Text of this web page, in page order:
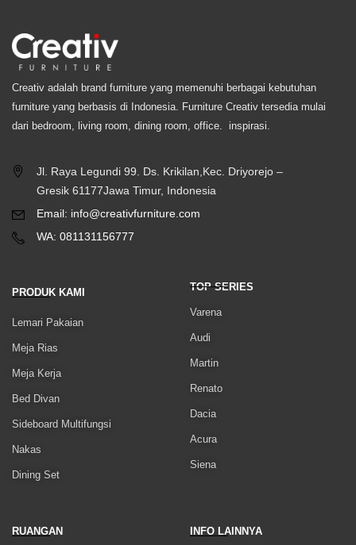
Creativ adalah brand furniture yang memenuhi berbagai kebutuhan
furniture yang berbasis di Indonesia. Furniture Creativ tersedia mulai
dari bedroom, living room, dining room, office. inspirasi.
Jl. Raya Legundi 99. Ds. Krikilan,Kec. Driyorejo –
Gresik 61177Jawa Timur, Indonesia
Email: info@creativfurniture.com
WA: 081131156777
PRODUK KAMI
Lemari Pakaian
Meja Rias
Meja Kerja
Bed Divan
Sideboard Multifungsi
Nakas
Dining Set
TOP SERIES
Varena
Audi
Martin
Renato
Dacia
Acura
Siena
RUANGAN INFO LAINNYA